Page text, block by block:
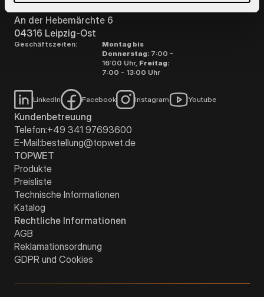
Lageradresse:
An der Hebemärchte 6
04316 Leipzig-Ost
Geschäftszeiten:
Montag bis
Donnerstag: 7:00 -
16:00 Uhr, Freitag:
7:00 - 13:00 Uhr
LinkedIn Facebook Instagram Youtube
Kundenbetreuung
Telefon:+49 341 97693600
E-Mail:bestellung@topwet.de
TOPWET
Produkte
Preisliste
Technische Informationen
Katalog
Rechtliche Informationen
AGB
Reklamationsordnung
GDPR und Cookies